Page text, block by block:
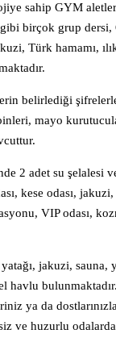
sahip GYM
birçok grup dersi,
Türk hamamı,
belirlediği
mayo
2 adet su şelalesi
kese odası, jakuzi,
VIP odası,
jakuzi, sauna,
havlu
ya da
ve huzurlu odalarda